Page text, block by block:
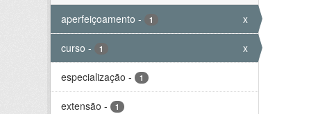
aperfeiçoamento - 1 x
curso - 1 x
especialização - 1
extensão - 1